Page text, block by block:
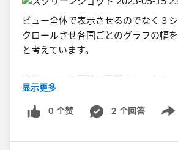
ビュー全体で表示させるのでなく３
クロールさせ各国ごとのグラフの幅
と考えています。
複数シートを同時に同期させスクロ
ような方法があるでしょうか。
显示更多
0 个赞 2 个回答
Show